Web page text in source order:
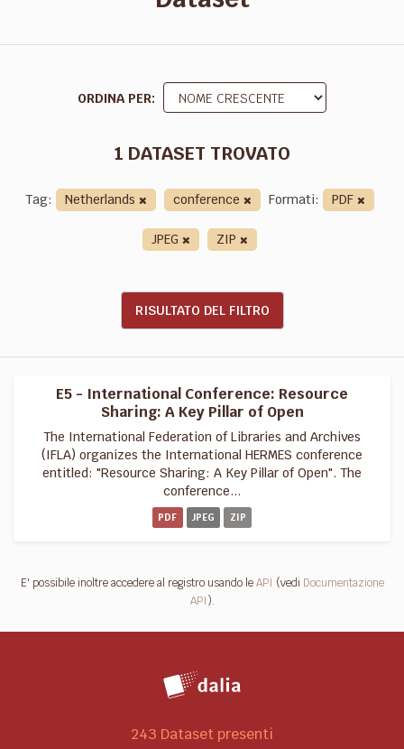
ORDINA PER
1 DATASET TROVATO
Tag: Netherlands conference Formati:
PDF
JPEG
ZIP
RISULTATO DEL FILTRO
E5 - International Conference: Resource
Sharing: A Key Pillar of Open
The International Federation of Libraries and Archives
(IFLA) organizes the International HERMES conference
entitled: "Resource Sharing: A Key Pillar of Open". The
conference...
PDF JPEG ZIP
E' possibile inoltre accedere al registro usando leAPI (vedi Documentazione
API).
243 Dataset presenti